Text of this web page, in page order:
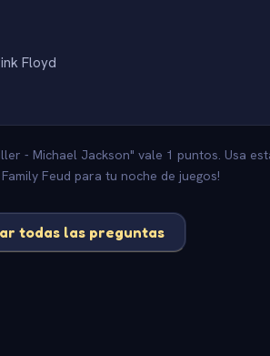
Floyd
- Michael Jackson" vale 1 puntos. Usa
Feud para tu noche de juegos!
todas las preguntas